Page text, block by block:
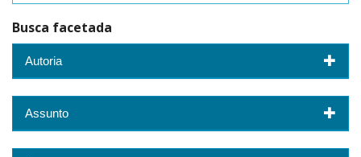
Busca facetada
Autoria
Assunto